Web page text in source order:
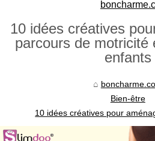
10 idées créatives
parcours de motricité
enfants
Bien-être
10 idées créatives pour